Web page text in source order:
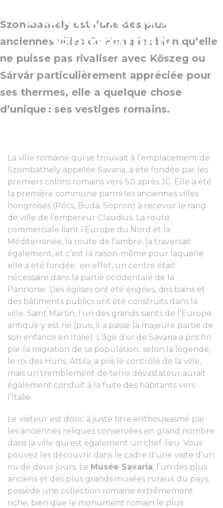
anciens Romains à
Szombathely
Szombathely est l’une des plus
anciennes villes de Hongrie ; bien qu’elle
ne puisse pas rivaliser avec Kőszeg ou
Sárvár particulièrement appréciée pour
ses thermes, elle a quelque chose
d’unique : ses vestiges romains.
La ville romaine qui se trouvait à l’emplacement de
Szombathely appelée Savaria, a été fondée par les
premiers colons romains vers 50 après JC. Elle a été
la première commune parmi les anciennes villes
hongroises (Pécs, Buda, Sopron) à recevoir le rang
de ville de l’empereur Claudius. La route
commerciale liant l’Europe du Nord et la
Méditerranée, la route de l’ambre, la traversait
également, et c’est la raison-même pour laquelle
elle a été fondée : en effet, un centre était
nécessaire dans la partie occidentale de la
Pannonie. Des églises ont été érigées, des bains et
des bâtiments publics ont été construits dans la
ville. Saint Martin, l’un des grands saints de l’Europe
antique y est né (puis, il a passé la majeure partie de
son enfance en Italie). L’âge d’or de Savaria a pris fin
par la migration de sa population : selon la légende,
le roi des Huns, Attila, a pris le contrôle de la ville,
mais un tremblement de terre dévastateur aurait
également conduit à la fuite des habitants vers
l’Italie.
Le visiteur est donc à juste titre enthousiasmé par
les anciennes reliques conservées en grand nombre
dans la ville qui est également un chef-lieu. Vous
pouvez les découvrir dans le cadre d’une visite d’un
ou de deux jours. Le Musée Savaria, l’un des plus
anciens et des plus grands musées ruraux du pays,
possède une collection romaine extrêmement
riche, bien que le monument romain le plus